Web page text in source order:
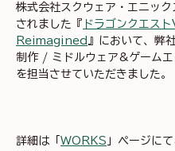
株式会社スクウェア・エニック
されました『 ドラゴンクエス
Reimagined 』において、弊
制作 / ミドルウェア&ゲームエ
を担当させていただきました。
詳細は「 WORKS 」ページに